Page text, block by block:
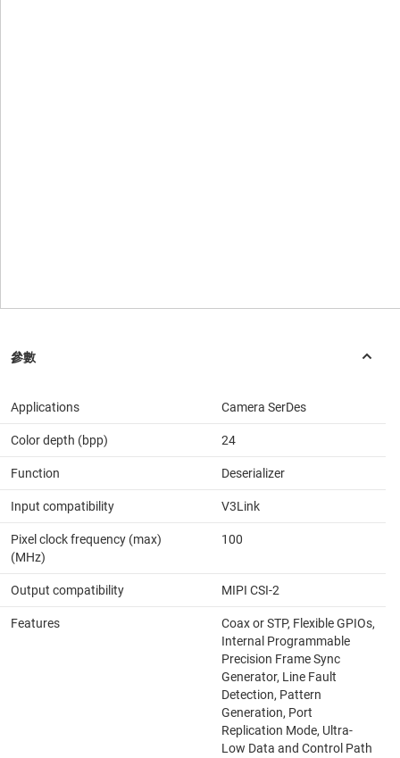
Applications Camera SerDes
Color depth (bpp) 24
Function Deserializer
Input compatibility V3Link
Pixel clock frequency (max)
(MHz)
100
Output compatibility MIPI CSI-2
Features
Coax or STP, Flexible GPIOs,
Internal Programmable
Precision Frame Sync
Generator, Line Fault
Detection, Pattern
Generation, Port
Replication Mode, Ultra-
Low Data and Control Path